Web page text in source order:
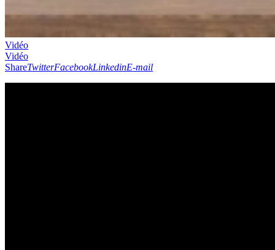
Vidéo
Vidéo
ShareTwitterFacebookLinkedinE-mail